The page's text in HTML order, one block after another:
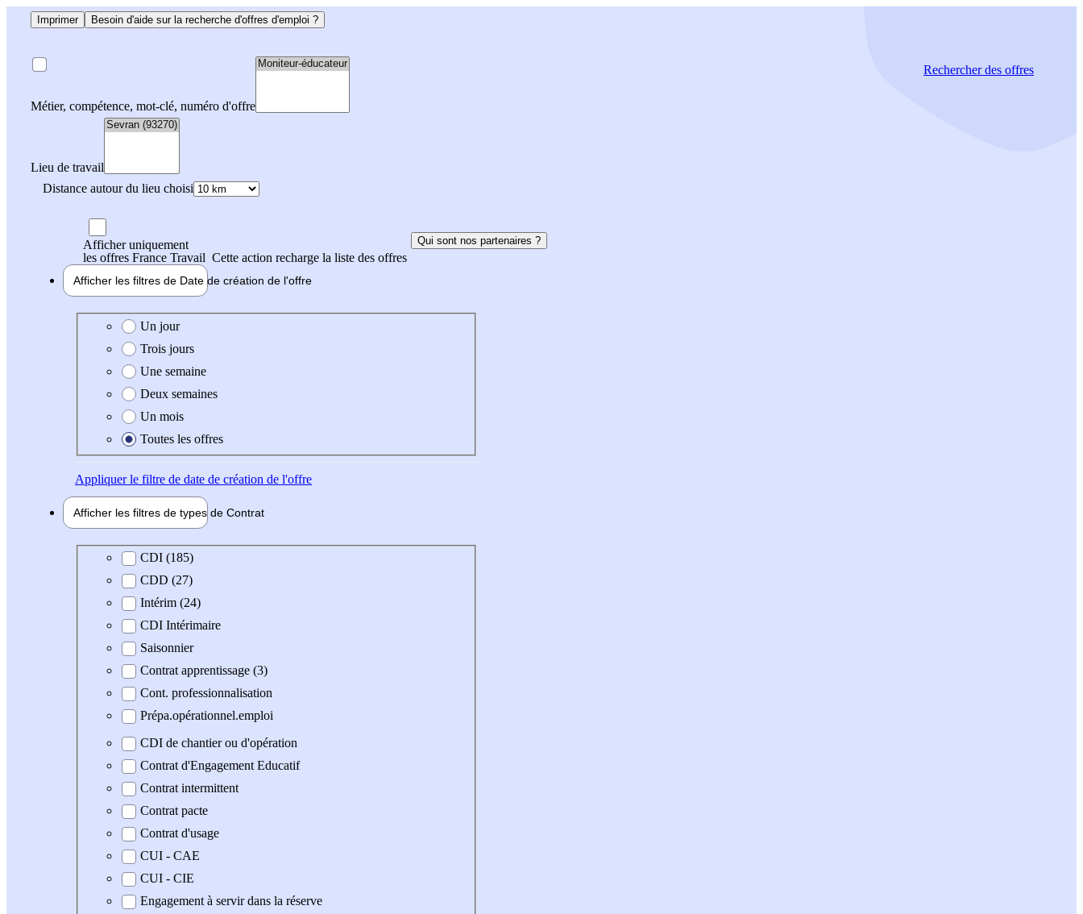
Imprimer Besoin d'aide sur la recherche d'offres d'emploi ?
Métier, compétence, mot-clé, numéro d'offre
Lieu de travail
Distance autour du lieu choisi
Rechercherdes offres
Afficher uniquement
les offres France Travail Cette action recharge la liste des offres
Qui sont nos partenaires ?
Afficher les filtres de Date de création de l'offre
Date de création de l'offre
Un jour
Trois jours
Une semaine
Deux semaines
Un mois
Toutes les offres
Appliquerle filtre de date de création de l'offre
Afficher les filtres de types de Contrat
Type de contratCDI (185)
CDD (27)
Intérim (24)
CDI Intérimaire
Saisonnier
Contrat apprentissage (3)
Cont. professionnalisation
Prépa.opérationnel.emploi
CDI de chantier ou d'opération
Contrat d'Engagement Educatif
Contrat intermittent
Contrat pacte
Contrat d'usage
CUI - CAE
CUI - CIE
Engagement à servir dans la réserve